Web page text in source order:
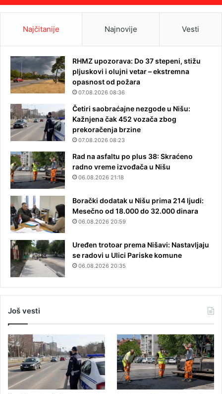
Najčitanije Najnovije Vesti
RHMZ upozorava: Do 37 stepeni, stižu
pljuskovi i olujni vetar – ekstremna
opasnost od požara
07.08.2026 08:36
Četiri saobraćajne nezgode u Nišu:
Kažnjena čak 452 vozača zbog
prekoračenja brzine
07.08.2026 08:23
Rad na asfaltu po plus 38: Skraćeno
radno vreme izvođača u Nišu
06.08.2026 21:18
Borački dodatak u Nišu prima 214 ljudi:
Mesečno od 18.000 do 32.000 dinara
06.08.2026 20:59
Uređen trotoar prema Nišavi: Nastavljaju
se radovi u Ulici Pariske komune
06.08.2026 20:35
Još vesti